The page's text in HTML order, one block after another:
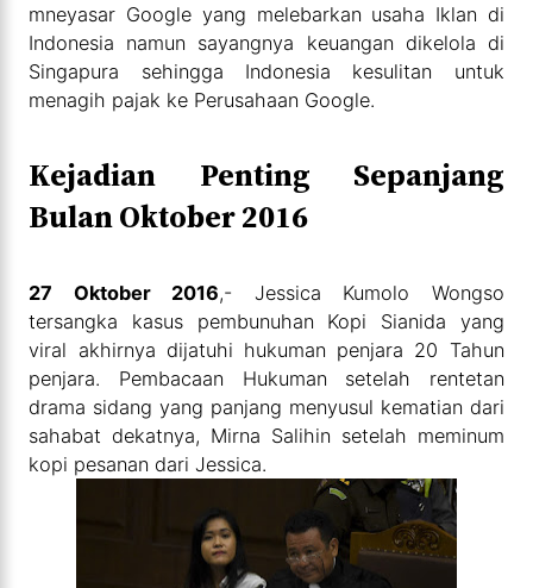
mneyasar Google yang melebarkan usaha Iklan di
Indonesia namun sayangnya keuangan dikelola di
Singapura sehingga Indonesia kesulitan untuk
menagih pajak ke Perusahaan Google.
Kejadian Penting Sepanjang
Bulan Oktober 2016
27 Oktober 2016,- Jessica Kumolo Wongso
tersangka kasus pembunuhan Kopi Sianida yang
viral akhirnya dijatuhi hukuman penjara 20 Tahun
penjara. Pembacaan Hukuman setelah rentetan
drama sidang yang panjang menyusul kematian dari
sahabat dekatnya, Mirna Salihin setelah meminum
kopi pesanan dari Jessica.